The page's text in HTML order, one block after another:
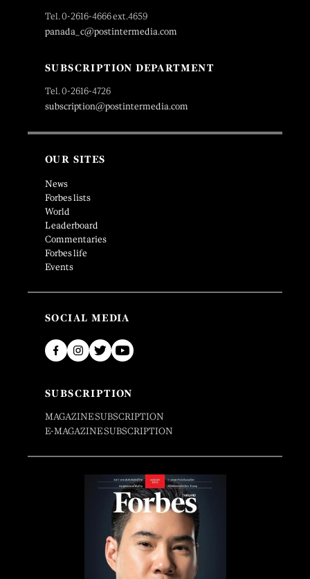
Tel. 0-2616-4666 ext.4659
panada_c@postintermedia.com
SUBSCRIPTION DEPARTMENT
Tel. 0-2616-4726
subscription@postintermedia.com
OUR SITES
News
Forbes lists
World
Leaderboard
Commentaries
Forbes life
Events
SOCIAL MEDIA
SUBSCRIPTION
MAGAZINE SUBSCRIPTION
E-MAGAZINE SUBSCRIPTION